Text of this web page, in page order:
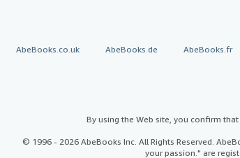
AbeBooks.co.uk AbeBooks.de AbeBooks.fr
By using the Web site, you confirm
© 1996 - 2026 AbeBooks Inc. All Rights Reserved.
your passion." are